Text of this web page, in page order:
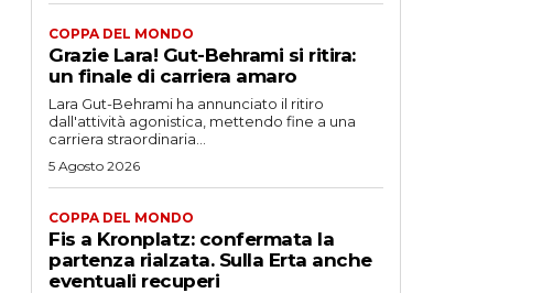
COPPA DEL MONDO
Grazie Lara! Gut-Behrami si ritira:
un finale di carriera amaro
Lara Gut-Behrami ha annunciato il ritiro
dall'attività agonistica, mettendo fine a una
carriera straordinaria...
5 Agosto 2026
COPPA DEL MONDO
Fis a Kronplatz: confermata la
partenza rialzata. Sulla Erta anche
eventuali recuperi